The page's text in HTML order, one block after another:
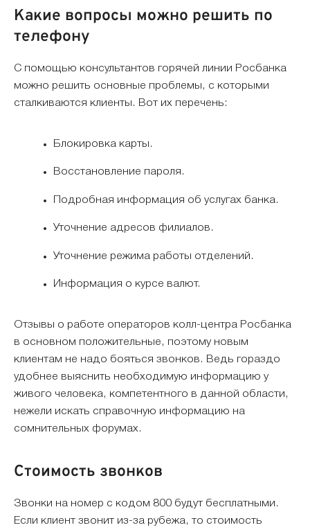
Какие вопросы можно решить по
телефону
С помощью консультантов горячей линии Росбанка
можно решить основные проблемы, с которыми
сталкиваются клиенты. Вот их перечень:
Блокировка карты.
Восстановление пароля.
Подробная информация об услугах банка.
Уточнение адресов филиалов.
Уточнение режима работы отделений.
Информация о курсе валют.
Отзывы о работе операторов колл-центра Росбанка
в основном положительные, поэтому новым
клиентам не надо бояться звонков. Ведь гораздо
удобнее выяснить необходимую информацию у
живого человека, компетентного в данной области,
нежели искать справочную информацию на
сомнительных форумах.
Стоимость звонков
Звонки на номер с кодом 800 будут бесплатными.
Если клиент звонит из-за рубежа, то стоимость